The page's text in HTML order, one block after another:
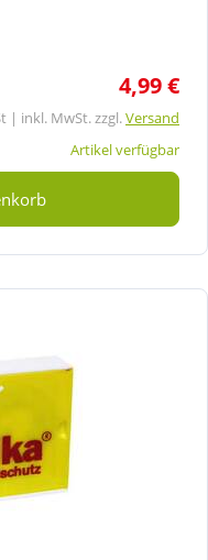
4,99 €
| inkl. MwSt. zzgl.Versand
Artikel verfügbar